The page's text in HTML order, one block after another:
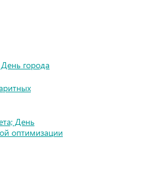
города
День
оптимизации